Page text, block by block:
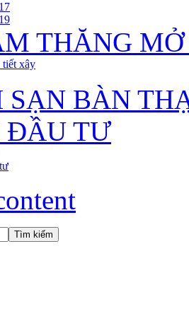
THĂNG MỞ
tiết xây
SẠN BÀN
ĐẦU TƯ